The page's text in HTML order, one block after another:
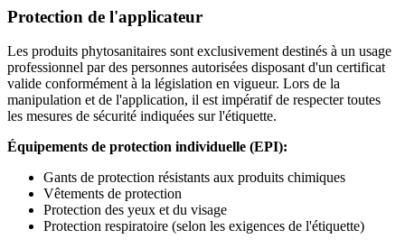
Protection de l'applicateur
Les produits phytosanitaires sont exclusivement destinés à un usage
professionnel par des personnes autorisées disposant d'un certificat
valide conformément à la législation en vigueur. Lors de la
manipulation et de l'application, il est impératif de respecter toutes
les mesures de sécurité indiquées sur l'étiquette.
Équipements de protection individuelle (EPI):
Gants de protection résistants aux produits chimiques
Vêtements de protection
Protection des yeux et du visage
Protection respiratoire (selon les exigences de l'étiquette)